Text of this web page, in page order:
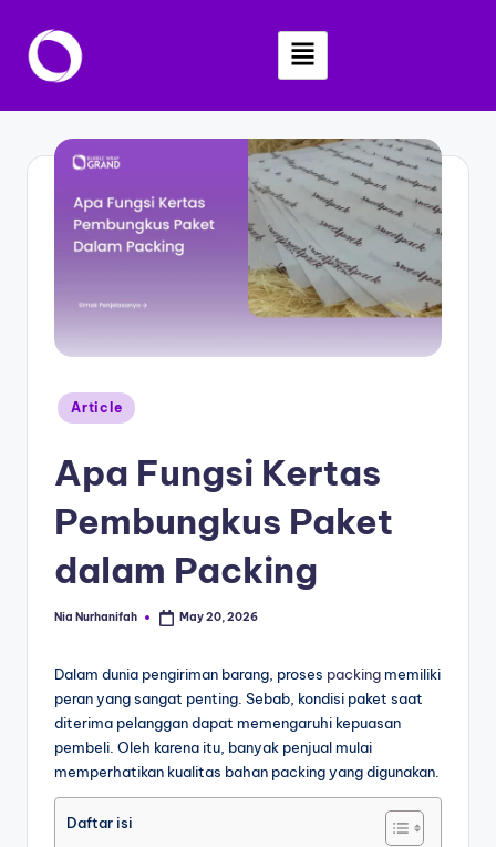
Skip
Article
Apa Fungsi Kertas
Pembungkus Paket
dalam Packing
Nia Nurhanifah May 20, 2026
Dalam dunia pengiriman barang, proses packingmemiliki
peran yang sangat penting. Sebab, kondisi paket saat
diterima pelanggan dapat memengaruhi kepuasan
pembeli. Oleh karena itu, banyak penjual mulai
memperhatikan kualitas bahan packing yang digunakan.
Daftar isi